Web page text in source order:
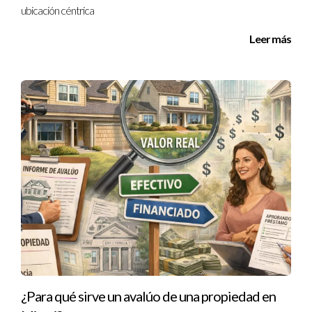
¿Debo pagar impuestos por la ganancia
recomienda asesoría fiscal especializada.
¿Es necesario un agente inmobiliario?
No es obligatorio pero facilita el proceso y maximiza
oportunidades de éxito.
No dudes en consultar expertos para garantizar
una venta segura y rentable.
CONCLUSIÓN Y CONTACTO
CON EL EXPERTO
ubicación céntrica
Leer más
¿Para qué sirve un avalúo de una propiedad en